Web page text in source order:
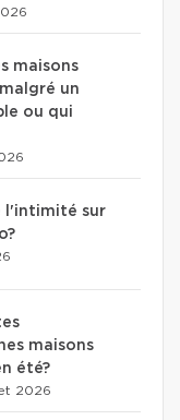
maisons
un
ou qui
l'intimité sur
maisons
été?
2026